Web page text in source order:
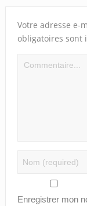
Votre adresse e-
obligatoires sont
Enregistrer mon